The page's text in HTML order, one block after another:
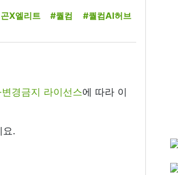
X엘리트 #퀄컴 #퀄컴AI허브
경금지 라이선스에 따라 이
요.